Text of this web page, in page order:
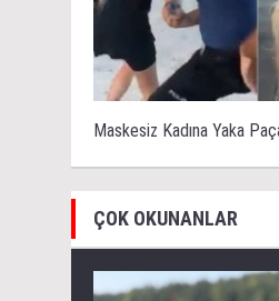
Maskesiz Kadına Yaka
ÇOK OKUNANLAR